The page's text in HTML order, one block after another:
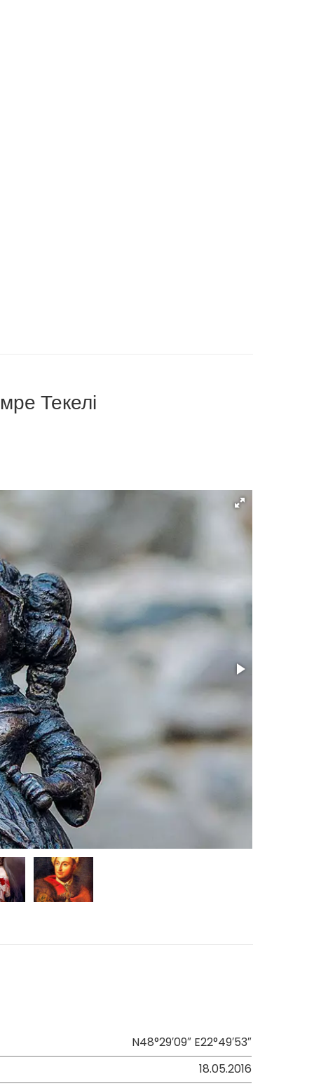
Текелі
N48°29′09″ E22°49′53″
18.05.2016